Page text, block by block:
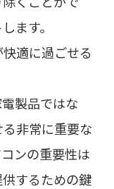
ます。
適に過ごせる
製品ではな
非常に重要な
ンの重要性は
するための鍵